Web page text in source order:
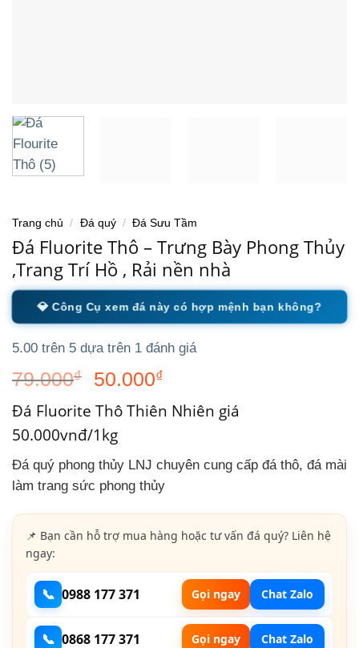
Trang chủ / Đá quý / Đá Sưu Tầm
Đá Fluorite Thô – Trưng Bày Phong Thủy
,Trang Trí Hồ , Rải nền nhà
💎 Công Cụ xem đá này có hợp mệnh bạn không?
5.00 trên 5 dựa trên 1 đánh giá
79.000₫
Giá
là:
79.000₫.
50.000₫Giá
tại
50.000₫.
Đá Fluorite Thô Thiên Nhiên giá
50.000vnđ/1kg
Đá quý phong thủy LNJ chuyên cung cấp đá thô, đá mài
làm trang sức phong thủy
📌 Bạn cần hỗ trợ mua hàng hoặc tư vấn đá quý? Liên hệ
ngay:
📞 0988 177 371 Gọi ngay Chat Zalo
📞 0868 177 371 Gọi ngay Chat Zalo